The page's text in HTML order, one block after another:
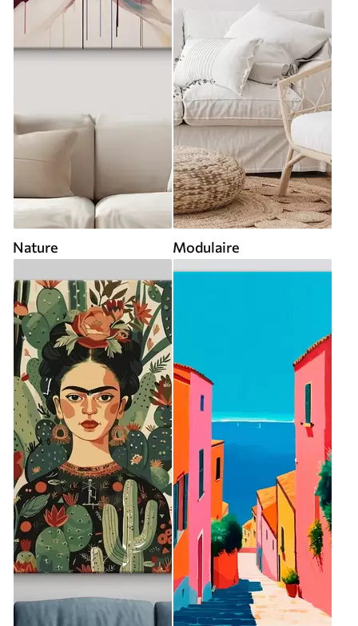
Nature Modulaire